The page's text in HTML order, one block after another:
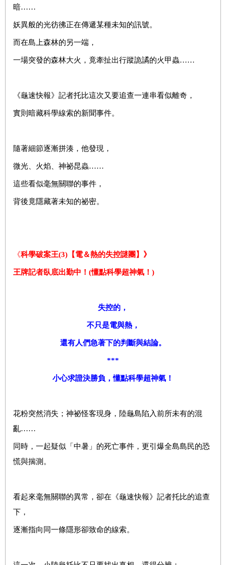
暗……
妖異般的光彷彿正在傳遞某種未知的訊號。
而在島上森林的另一端，
一場突發的森林大火，竟牽扯出行蹤詭譎的火甲蟲……
《龜速快報》記者托比這次又要追查一連串看似離奇，
實則暗藏科學線索的新聞事件。
隨著細節逐漸拼湊，他發現，
微光、火焰、神祕昆蟲……
這些看似毫無關聯的事件，
背後竟隱藏著未知的祕密。
《科學破案王(3)【電＆熱的失控謎團】》
王牌記者臥底出勤中！(懂點科學超神氣！)
失控的，
不只是電與熱，
還有人們急著下的判斷與結論。
***
小心求證決勝負，懂點科學超神氣！
花粉突然消失；神祕怪客現身，陸龜島陷入前所未有的混
亂……
同時，一起疑似「中暑」的死亡事件，更引爆全島島民的恐
慌與揣測。
看起來毫無關聯的異常，卻在《龜速快報》記者托比的追查
下，
逐漸指向同一條隱形卻致命的線索。